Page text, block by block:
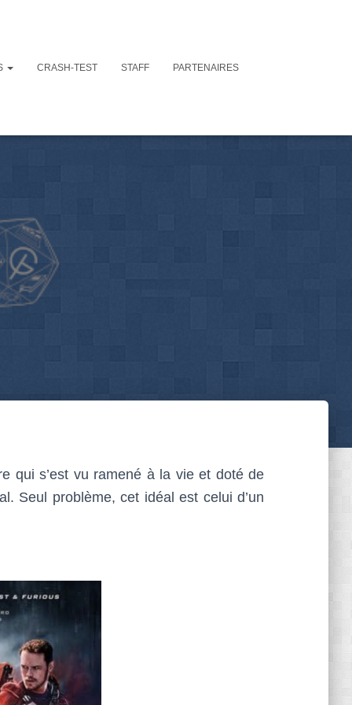
CRASH-TEST STAFF PARTENAIRES
qui s’est vu ramené à la vie et doté de
Seul problème, cet idéal est celui d’un